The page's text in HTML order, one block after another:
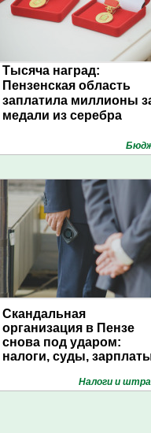
Тысяча наград:
Пензенская область
заплатила миллионы
медали из серебра
Скандальная
организация в Пензе
снова под ударом:
налоги, суды,
Налоги и